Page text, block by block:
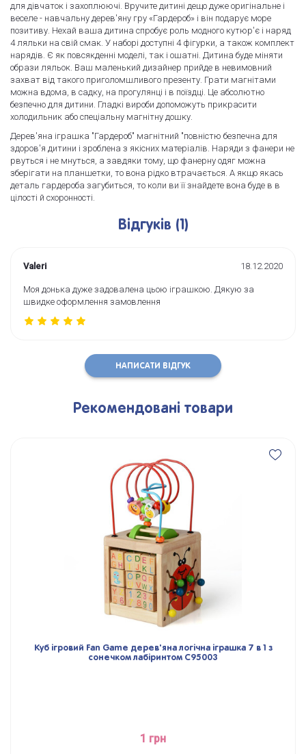
для дівчаток і захоплюючі. Вручите дитині дещо дуже оригінальне і
веселе - навчальну дерев'яну гру «Гардероб» і він подарує море
позитиву. Нехай ваша дитина спробує роль модного кутюр'є і наряд
4 ляльки на свій смак. У наборі доступні 4 фігурки, а також комплект
нарядів. Є як повсякденні моделі, так і ошатні. Дитина буде міняти
образи ляльок. Ваш маленький дизайнер прийде в невимовний
захват від такого приголомшливого презенту. Грати магнітами
можна вдома, в садку, на прогулянці і в поїздці. Це абсолютно
безпечно для дитини. Гладкі вироби допоможуть прикрасити
холодильник або спеціальну магнітну дошку.
Дерев'яна іграшка "Гардероб" магнітний "повністю безпечна для
здоров'я дитини і зроблена з якісних матеріалів. Наряди з фанери не
рвуться і не мнуться, а завдяки тому, що фанерну одяг можна
зберігати на планшетки, то вона рідко втрачається. А якщо якась
деталь гардероба загубиться, то коли ви її знайдете вона буде в в
цілості й схоронності.
Відгуків (1)
Valeri 18.12.2020
Моя донька дуже задовалена цьою іграшкою. Дякую за
швидке оформлення замовлення
НАПИСАТИ ВІДГУК
Рекомендовані товари
Куб ігровий Fan Game дерев'яна логічна іграшка 7 в 1 з
сонечком лабіринтом C95003
1 грн